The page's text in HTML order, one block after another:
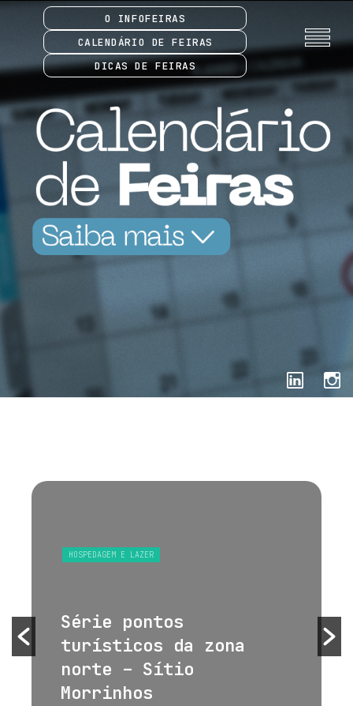
O INFOFEIRAS
CALENDÁRIO DE FEIRAS
DICAS DE FEIRAS
HOSPEDAGEM E LAZER
Série pontos
turísticos da zona
norte – Sítio
Morrinhos